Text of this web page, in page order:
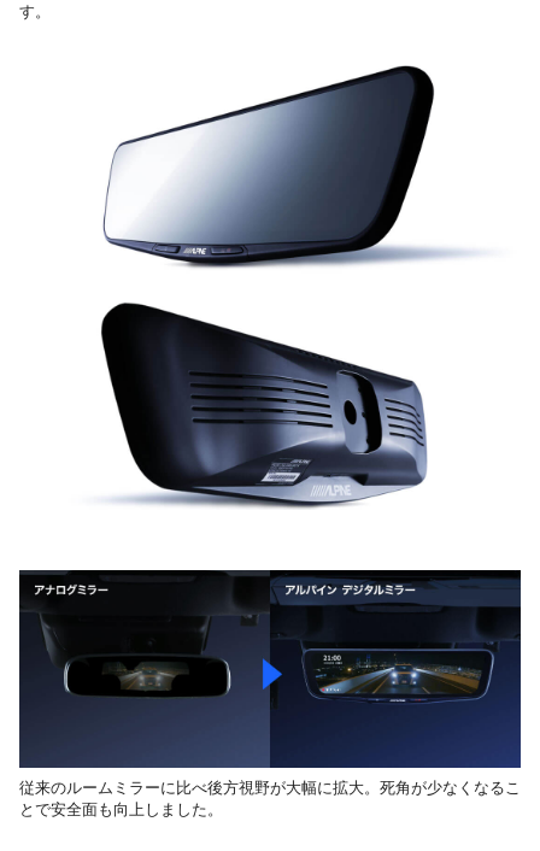
す。
従来のルームミラーに比べ後方視野が大幅に拡大。死角が少なくなるこ
とで安全面も向上しました。